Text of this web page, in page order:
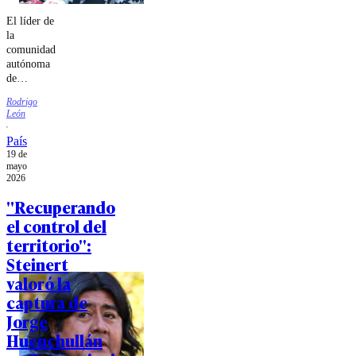
El líder de
la
comunidad
autónoma
de
se
encontraba
en calidad
de prófugo.
Rodrigo
León
País
19 de
mayo
2026
"Recuperando
el control del
territorio":
Steinert
valoró la
captura de
Jorge
Huenchullán